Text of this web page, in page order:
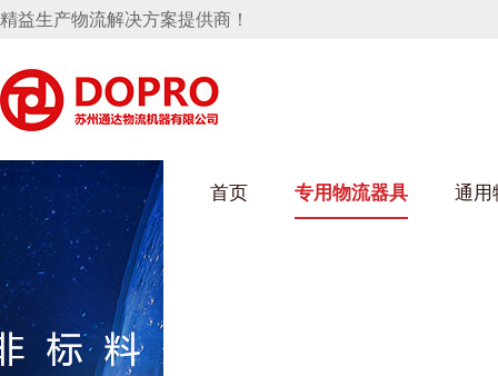
精益生产物流解决方案提供商！
首页 专用物流器具
91免费污污网站架
丝车/纺丝车
通用
乌龟车/平台车
钢板箱
化纤纺织行业
化工行业